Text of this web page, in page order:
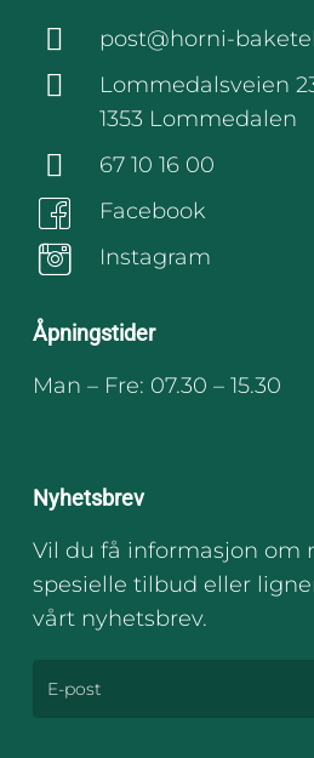
post@horni-
Lommedalsveien
1353 Lommedalen
67 10 16 00
Facebook
Instagram
Åpningstider
Man – Fre: 07.30 – 15.30
Nyhetsbrev
Vil du få informasjon om
spesielle tilbud eller
vårt nyhetsbrev.